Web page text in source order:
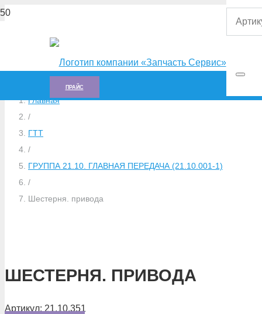
ПРАЙС
Главная
/
ГTT
/
ГРУППА 21.10. ГЛАВНАЯ ПЕРЕДАЧА (21.10.001-1)
/
Шестерня. привода
ШЕСТЕРНЯ. ПРИВОДА
Артикул: 21.10.351